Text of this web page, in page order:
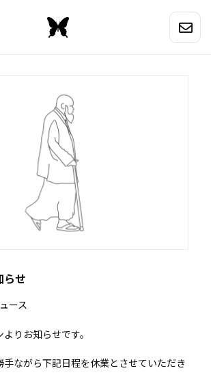
らせ
ース
りお知らせです。
手ながら下記日程を休業とさせていただき